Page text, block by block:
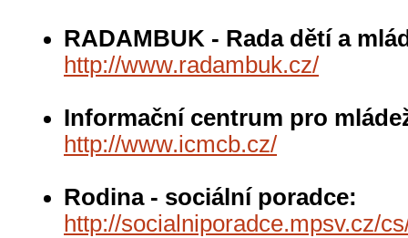
RADAMBUK - Rada dětí a
http://www.radambuk.cz/
Informační centrum pro
http://www.icmcb.cz/
Rodina - sociální poradce:
http://socialniporadce.mpsv.cz/